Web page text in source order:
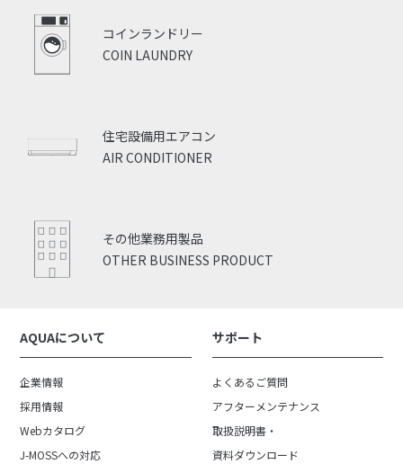
COIN LAUNDRY
コインランドリー
AIR CONDITIONER
住宅設備用エアコン
OTHER BUSINESS PRODUCT
その他業務用製品
AQUAについて
企業情報
採用情報
Webカタログ
J-MOSSへの対応
サポート
よくあるご質問
アフターメンテナンス
取扱説明書・
資料ダウンロード